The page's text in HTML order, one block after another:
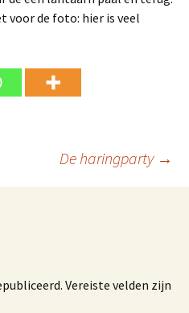
voor de foto: hier is veel
De haringparty →
Vereiste velden zijn